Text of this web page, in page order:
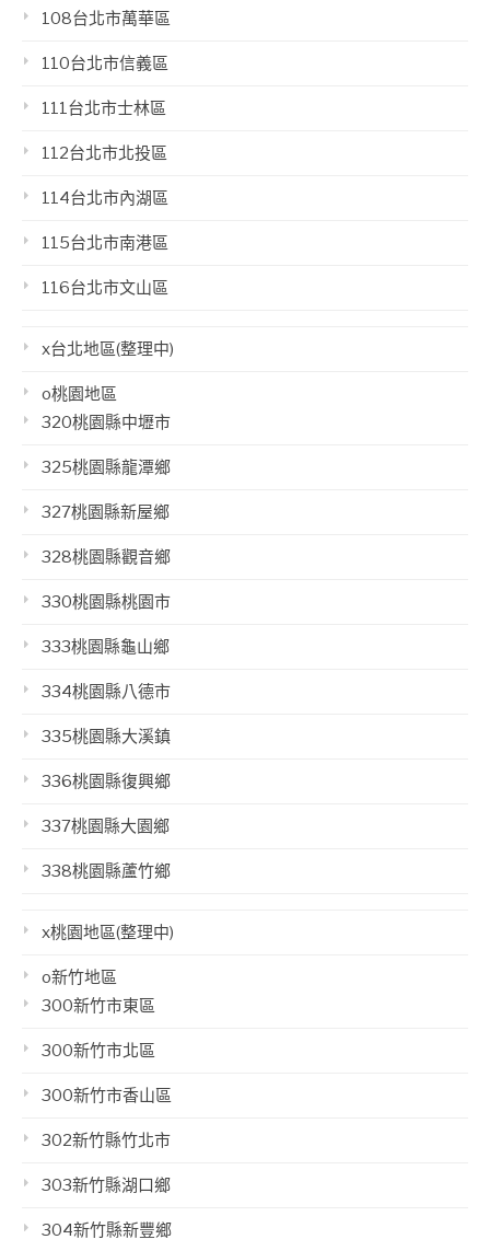
108台北市萬華區
110台北市信義區
111台北市士林區
112台北市北投區
114台北市內湖區
115台北市南港區
116台北市文山區
x台北地區(整理中)
o桃園地區
320桃園縣中壢市
325桃園縣龍潭鄉
327桃園縣新屋鄉
328桃園縣觀音鄉
330桃園縣桃園市
333桃園縣龜山鄉
334桃園縣八德市
335桃園縣大溪鎮
336桃園縣復興鄉
337桃園縣大園鄉
338桃園縣蘆竹鄉
x桃園地區(整理中)
o新竹地區
300新竹市東區
300新竹市北區
300新竹市香山區
302新竹縣竹北市
303新竹縣湖口鄉
304新竹縣新豐鄉